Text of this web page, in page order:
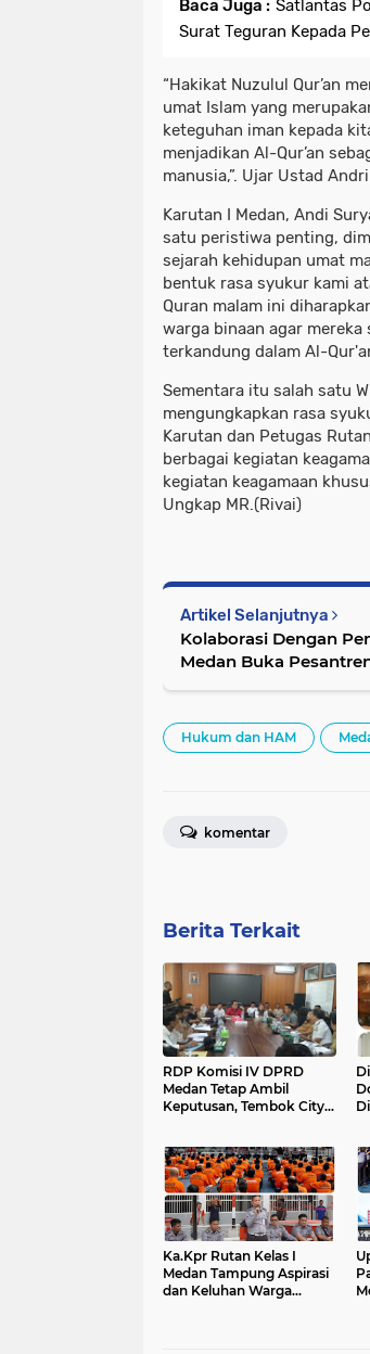
Baca Juga : Satlantas
Surat Teguran Kepada
“Hakikat Nuzulul Qur’an
umat Islam yang
keteguhan iman kepada
menjadikan Al-Qur’an
manusia,”. Ujar Ustad
Karutan I Medan, Andi
satu peristiwa penting,
sejarah kehidupan umat
bentuk rasa syukur kami
Quran malam ini
warga binaan agar
terkandung dalam Al-
Sementara itu salah satu
mengungkapkan rasa
Karutan dan Petugas
berbagai kegiatan
kegiatan keagamaan
Ungkap MR.(Rivai)
Artikel Selanjutnya
Kolaborasi Dengan
Medan Buka
Hukum dan HAM
komentar
Berita Terkait
RDP Komisi IV DPRD
Medan Tetap Ambil
Keputusan, Tembok City
Ka.Kpr Rutan Kelas I
Medan Tampung Aspirasi
dan Keluhan Warga